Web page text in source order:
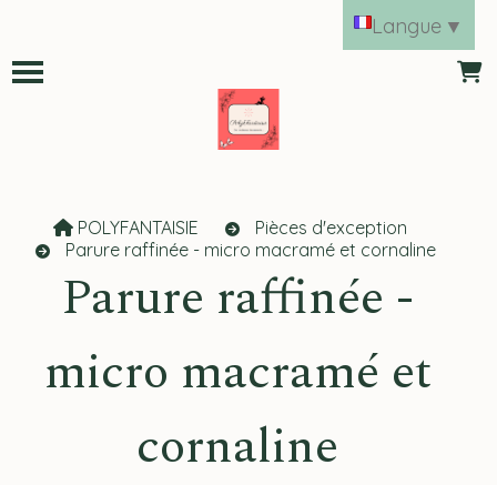
POLYFANTAISIE
Pièces d'exception
Parure raffinée - micro macramé et cornaline
Parure raffinée -
micro macramé et
cornaline
Langue ▼